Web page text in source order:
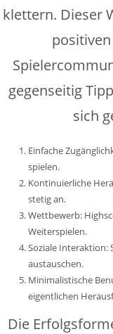
klettern. Dieser
gegenseitig
sich
Einfache
spielen.
Kontinuierliche
stetig an.
Wettbewerb:
Weiterspielen.
Soziale Interaktion:
austauschen.
Minimalistische
eigentlichen
Die